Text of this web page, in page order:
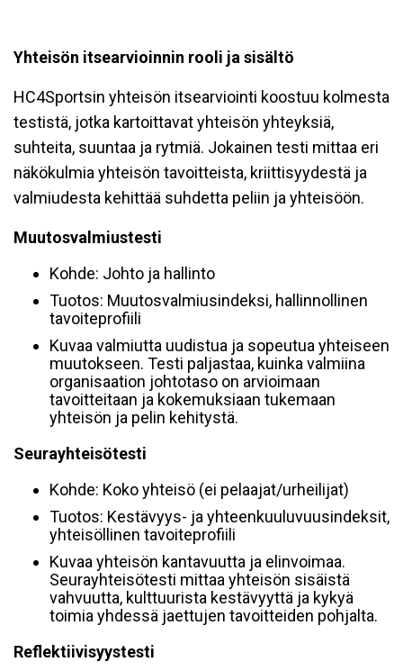
Yhteisön itsearvioinnin rooli ja sisältö
HC4Sportsin yhteisön itsearviointi koostuu kolmesta
testistä, jotka kartoittavat yhteisön yhteyksiä,
suhteita, suuntaa ja rytmiä. Jokainen testi mittaa eri
näkökulmia yhteisön tavoitteista, kriittisyydestä ja
valmiudesta kehittää suhdetta peliin ja yhteisöön.
Muutosvalmiustesti
Kohde: Johto ja hallinto
Tuotos: Muutosvalmiusindeksi, hallinnollinen
tavoiteprofiili
Kuvaa valmiutta uudistua ja sopeutua yhteiseen
muutokseen. Testi paljastaa, kuinka valmiina
organisaation johtotaso on arvioimaan
tavoitteitaan ja kokemuksiaan tukemaan
yhteisön ja pelin kehitystä.
Seurayhteisötesti
Kohde: Koko yhteisö (ei pelaajat/urheilijat)
Tuotos: Kestävyys- ja yhteenkuuluvuusindeksit,
yhteisöllinen tavoiteprofiili
Kuvaa yhteisön kantavuutta ja elinvoimaa.
Seurayhteisötesti mittaa yhteisön sisäistä
vahvuutta, kulttuurista kestävyyttä ja kykyä
toimia yhdessä jaettujen tavoitteiden pohjalta.
Reflektiivisyystesti